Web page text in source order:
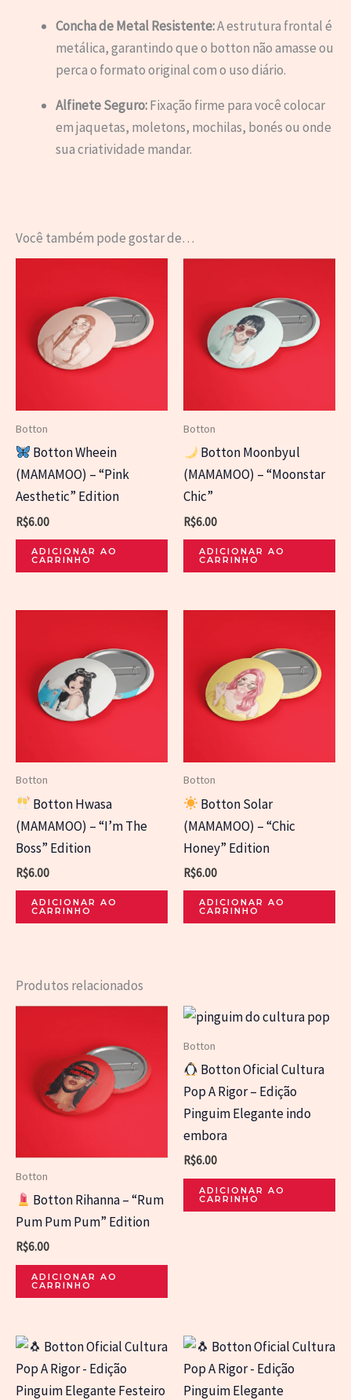
Concha de Metal Resistente:A estrutura frontal é
metálica, garantindo que o botton não amasse ou
perca o formato original com o uso diário.
Alfinete Seguro:Fixação firme para você colocar
em jaquetas, moletons, mochilas, bonés ou onde
sua criatividade mandar.
Você também pode gostar de…
Botton
Botton Wheein
(MAMAMOO) – “Pink
Aesthetic” Edition
R$6.00
ADICIONAR AO
CARRINHO
Botton
Botton Moonbyul
(MAMAMOO) – “Moonstar
Chic”
R$6.00
ADICIONAR AO
CARRINHO
Botton
Botton Hwasa
(MAMAMOO) – “I’m The
Boss” Edition
R$6.00
ADICIONAR AO
CARRINHO
Botton
Botton Solar
(MAMAMOO) – “Chic
Honey” Edition
R$6.00
ADICIONAR AO
CARRINHO
Produtos relacionados
Botton
Botton Rihanna – “Rum
Pum Pum Pum” Edition
R$6.00
ADICIONAR AO
CARRINHO
Botton
Botton Oficial Cultura
Pop A Rigor – Edição
Pinguim Elegante indo
embora
R$6.00
ADICIONAR AO
CARRINHO